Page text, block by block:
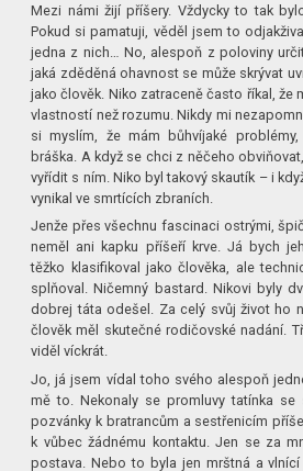
Mezi námi žijí příšery. Vždycky to tak
Pokud si pamatuji, věděl jsem to
jedna z nich… No, alespoň z poloviny
jaká zděděná ohavnost se může skrývat
jako člověk. Niko zatraceně často říkal, že
vlastností než rozumu. Nikdy mi
si myslím, že mám bůhvíjaké
bráška. A když se chci z něčeho
vyřídit s ním. Niko byl takový skautík – i
vynikal ve smrtících zbraních.
Jenže přes všechnu fascinaci ostrými,
neměl ani kapku příšeří krve. Já bych
těžko klasifikoval jako člověka, ale
splňoval. Ničemný bastard. Nikovi byly
dobrej táta odešel. Za celý svůj život ho
člověk měl skutečné rodičovské nadání.
viděl víckrát.
Jo, já jsem vídal toho svého alespoň
mě to. Nekonaly se promluvy tatínka se
pozvánky k bratrancům a sestřenicím
k vůbec žádnému kontaktu. Jen se za
postava. Nebo to byla jen mrštná a